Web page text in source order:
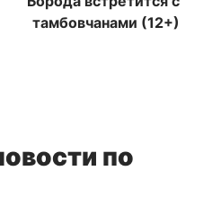
тамбовчанами (12+)
по